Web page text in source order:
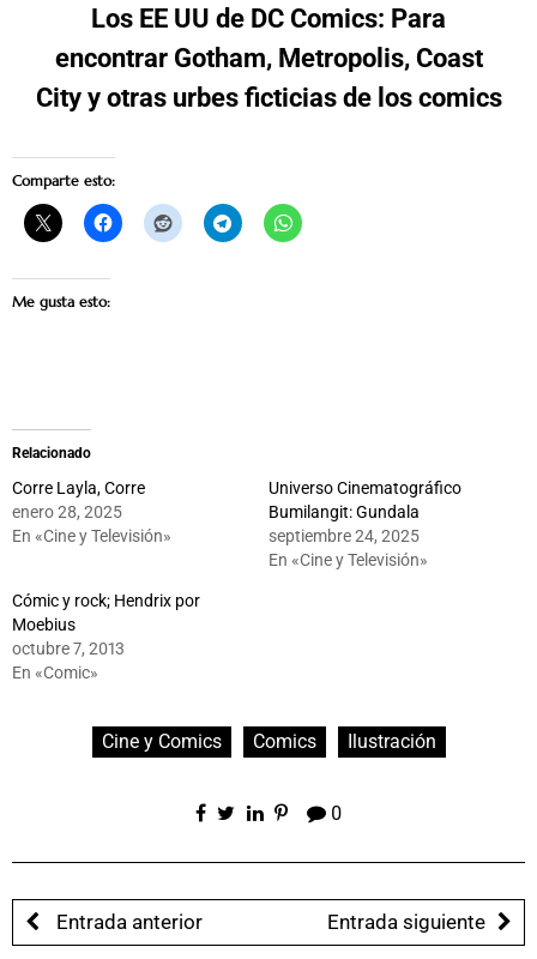
Los EE UU de DC Comics: Para
encontrar Gotham, Metropolis, Coast
City y otras urbes ficticias de los comics
Comparte esto:
Me gusta esto:
Relacionado
Corre Layla, Corre
enero 28, 2025
En «Cine y Televisión»
Universo Cinematográfico
Bumilangit: Gundala
septiembre 24, 2025
En «Cine y Televisión»
Cómic y rock; Hendrix por
Moebius
octubre 7, 2013
En «Comic»
Cine y Comics Comics Ilustración
0
Entrada anterior Entrada siguiente